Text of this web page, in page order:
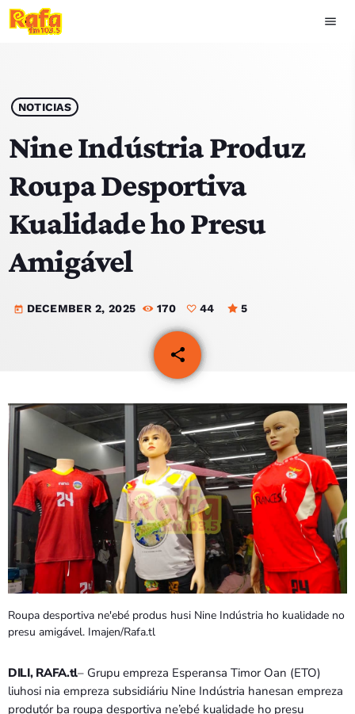
menu
play_arrow OUVIR RAFA
HOME
NOTISIA
EKIPA
TOP 15
VÍDEO SIRA
EVENTU SIRA
KONTAKTU SIRA
TÉTUM keyboard_arrow_down
TÉTUM
NOTICIAS
Nine Indústria Produz
Roupa Desportiva
Kualidade ho Presu
Amigável
today DECEMBER 2, 2025 170 44 5
share
44
email
Roupa desportiva ne'ebé produs husi Nine Indústria ho kualidade no
presu amigável. Imajen/Rafa.tl
DILI, RAFA.tl– Grupu empreza Esperansa Timor Oan (ETO)
liuhosi nia empreza subsidiáriu Nine Indústria hanesan empreza
produtór ba roupa desportiva ne’ebé kualidade ho presu